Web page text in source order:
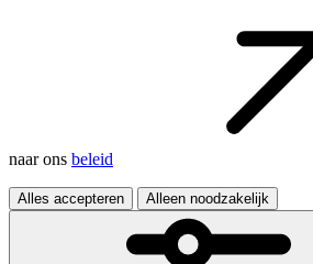
naar ons beleid
Alles accepteren Alleen noodzakelijk